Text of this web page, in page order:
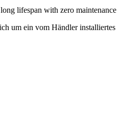
lifespan with zero maintenance
um ein vom Händler installiertes